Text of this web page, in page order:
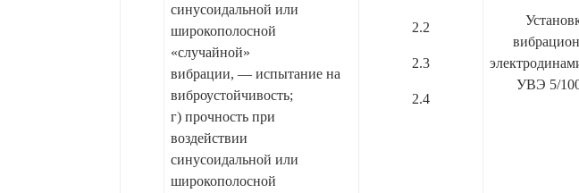
синусоидальной или
широкополосной
«случайной»
вибрации, — испытание на
виброустойчивость;
г) прочность при
воздействии
синусоидальной или
широкополосной
2.2
2.3
2.4
УВЭ 5/